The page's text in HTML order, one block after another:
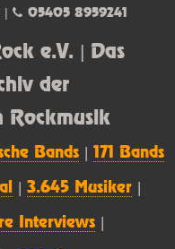
e.V. | Das
der
Rockmusik
Bands |171 Bands
|3.645 Musiker
Interviews
| 05405 8959241